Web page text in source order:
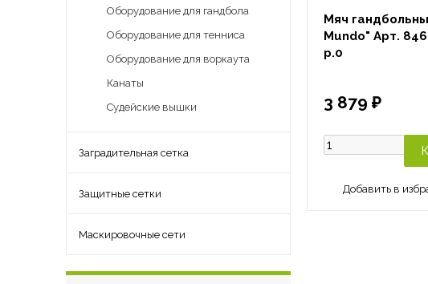
Оборудование для гандбола
Оборудование для тенниса
Оборудование для воркаута
Канаты
Судейские вышки
Заградительная сетка
Защитные сетки
Маскировочные сети
Мяч
Mundo" Арт.
р.0
3 879 ₽